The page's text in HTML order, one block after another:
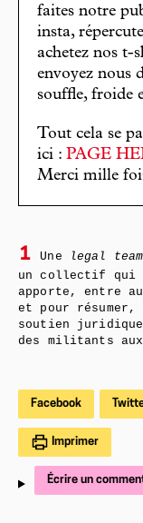
faites notre
insta,
achetez nos t-
envoyez nous
souffle, froide
Tout cela se
ici : PAGE
Merci mille
1 Une legal team
un collectif qui
apporte, entre
et pour résumer,
soutien
des militants aux
Facebook
Imprimer
Écrire un